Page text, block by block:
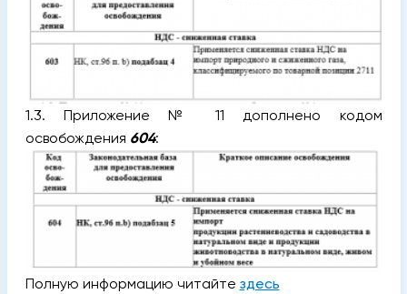
1.3. Приложение № 11 дополнено кодом
освобождения 604:
Полную информацию читайте здесь